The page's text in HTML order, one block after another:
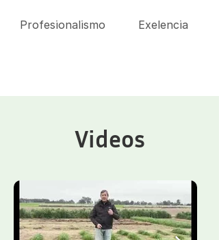
Profesionalismo Exelencia
Videos